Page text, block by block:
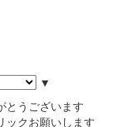
▼
とうございます
ックお願いします